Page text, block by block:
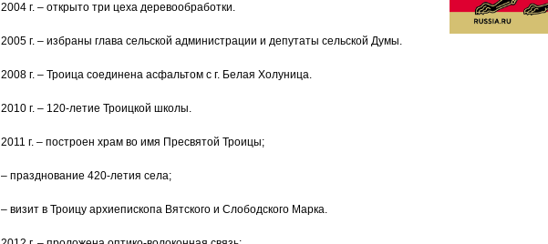
2004 г. – открыто три цеха деревообработки.
2005 г. – избраны глава сельской администрации и депутаты сельской Думы.
2008 г. – Троица соединена асфальтом с г. Белая Холуница.
2010 г. – 120-летие Троицкой школы.
2011 г. – построен храм во имя Пресвятой Троицы;
– празднование 420-летия села;
– визит в Троицу архиепископа Вятского и Слободского Марка.